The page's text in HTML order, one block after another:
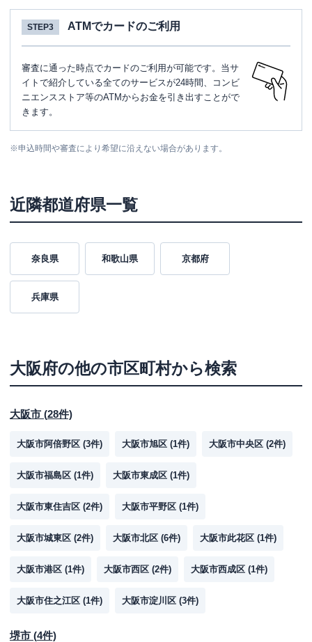
STEP3 ATMでカードのご利用
審査に通った時点でカードのご利用が可能です。当サ
イトで紹介している全てのサービスが24時間、コンビ
ニエンスストア等のATMからお金を引き出すことがで
きます。
※申込時間や審査により希望に沿えない場合があります。
近隣都道府県一覧
奈良県 和歌山県 京都府
兵庫県
大阪府の他の市区町村から検索
大阪市 (28件)
大阪市阿倍野区 (3件) 大阪市旭区 (1件) 大阪市中央区 (2件)
大阪市福島区 (1件) 大阪市東成区 (1件)
大阪市東住吉区 (2件) 大阪市平野区 (1件)
大阪市城東区 (2件) 大阪市北区 (6件) 大阪市此花区 (1件)
大阪市港区 (1件) 大阪市西区 (2件) 大阪市西成区 (1件)
大阪市住之江区 (1件) 大阪市淀川区 (3件)
堺市 (4件)